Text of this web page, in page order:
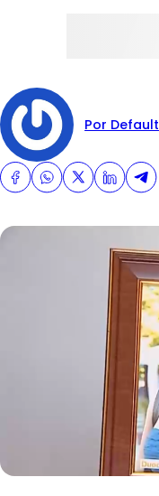
Por Default